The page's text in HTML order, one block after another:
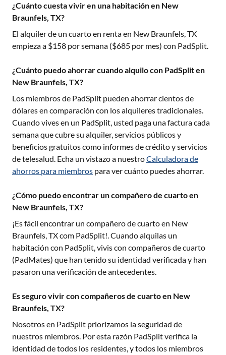
¿Cuánto cuesta vivir en una habitación en New
Braunfels, TX?
El alquiler de un cuarto en renta en New Braunfels, TX
empieza a $158 por semana ($685 por mes) con PadSplit.
¿Cuánto puedo ahorrar cuando alquilo con PadSplit en
New Braunfels, TX?
Los miembros de PadSplit pueden ahorrar cientos de
dólares en comparación con los alquileres tradicionales.
Cuando vives en un PadSplit, usted paga una factura cada
semana que cubre su alquiler, servicios públicos y
beneficios gratuitos como informes de crédito y servicios
de telesalud. Echa un vistazo a nuestroCalculadora de
ahorros para miembros para ver cuánto puedes ahorrar.
¿Cómo puedo encontrar un compañero de cuarto en
New Braunfels, TX?
¡Es fácil encontrar un compañero de cuarto en New
Braunfels, TXcom PadSplit!. Cuando alquilas un
habitación con PadSplit, vivis con compañeros de cuarto
(PadMates) que han tenido su identidad verificada y han
pasaron una verificación de antecedentes.
Es seguro vivir con compañeros de cuarto en New
Braunfels, TX?
Nosotros en PadSplit priorizamos la seguridad de
nuestros miembros. Por esta razón PadSplit verifica la
identidad de todos los residentes, y todos los miembros